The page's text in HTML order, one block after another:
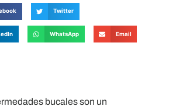
Twitter
WhatsApp Email
bucales son un